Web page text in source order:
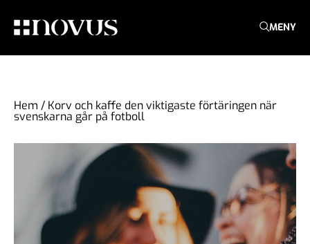
MENY
Hem / Korv och kaffe den viktigaste förtäringen när
svenskarna går på fotboll